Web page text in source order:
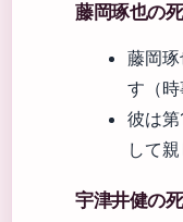
藤岡琢也の
藤岡
す（時
彼は
して
宇津井健の